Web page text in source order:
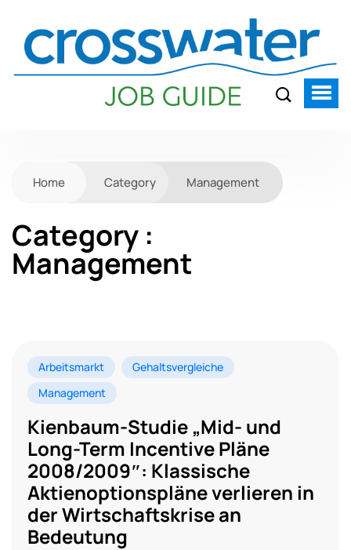
Home Category Management
Category :
Management
Arbeitsmarkt
Gehaltsvergleiche
Management
Kienbaum-Studie „Mid- und
Long-Term Incentive Pläne
2008/2009″: Klassische
Aktienoptionspläne verlieren in
der Wirtschaftskrise an
Bedeutung